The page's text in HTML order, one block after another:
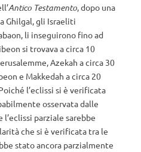
Antico Testamento, dopo una
Ghilgal, gli Israeliti
li inseguirono fino ad
si trovava a circa 10
Azekah a circa 30
e Makkedah a circa 20
l’eclissi si è verificata
osservata dalle
l’eclissi parziale sarebbe
che si è verificata tra le
stato ancora parzialmente